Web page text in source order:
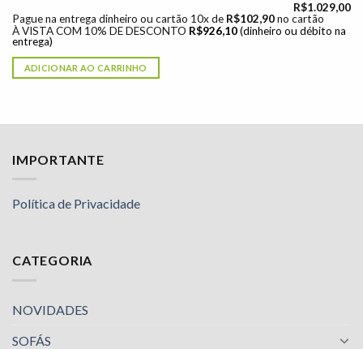
R$1.029,00
Pague na entrega dinheiro ou cartão 10x de R$102,90 no cartão
À VISTA COM 10% DE DESCONTO R$926,10 (dinheiro ou débito na
entrega)
ADICIONAR AO CARRINHO
IMPORTANTE
Política de Privacidade
CATEGORIA
NOVIDADES
SOFÁS